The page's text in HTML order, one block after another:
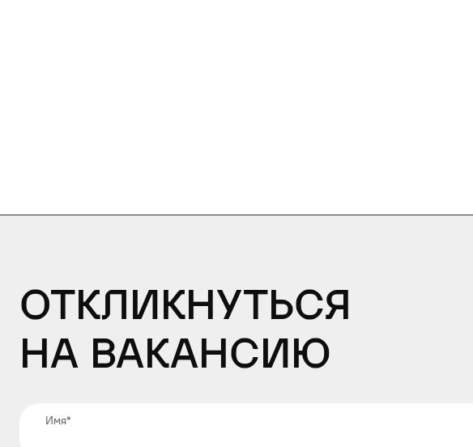
Откликнуться
на вакансию
Имя*